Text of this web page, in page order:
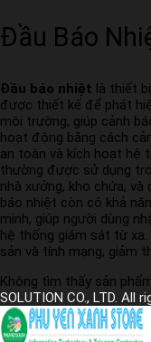
Đầu Báo
Đầu báo nhiệt là thiết
được thiết kế để phát
môi trường, giúp cảnh
hoạt động bằng cách
an toàn và kích hoạt hệ
thường được sử dụng
nhà xưởng, kho chứa,
báo nhiệt còn có khả
minh, giúp người dùng
hệ thống giám sát từ
sản và tính mạng, giảm
Không tìm thấy sản
SOLUTION CO., LTD. All